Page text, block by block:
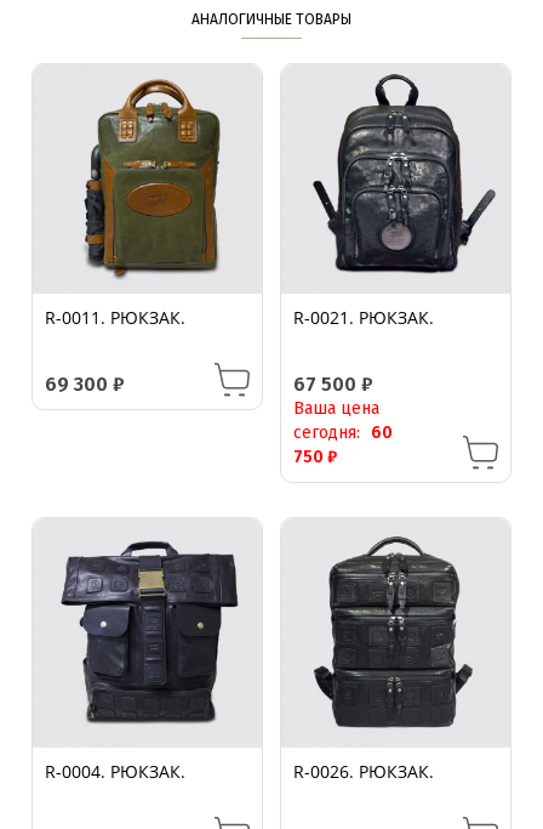
АНАЛОГИЧНЫЕ ТОВАРЫ
R-0011. РЮКЗАК.
69 300₽
R-0021. РЮКЗАК.
67 500 ₽
Ваша цена
сегодня:
60
750 ₽
R-0004. РЮКЗАК. R-0026. РЮКЗАК.